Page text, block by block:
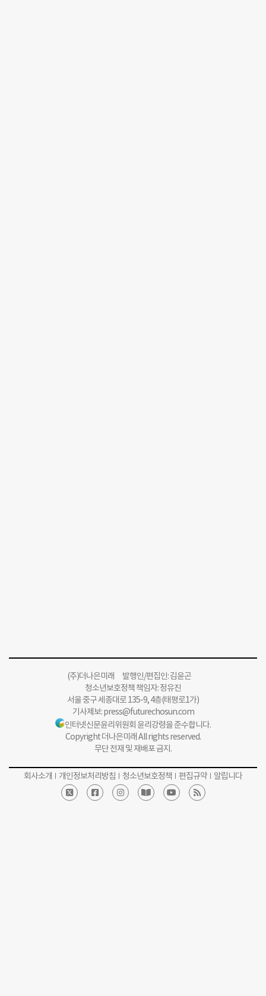
(주)더나은미래 발행인/편집인: 김윤곤
청소년보호정책 책임자: 정유진
서울 중구 세종대로 135-9, 4층(태평로1가)
기사제보:press@futurechosun.com
인터넷신문윤리위원회 윤리강령을 준수합니다.
Copyright 더나은미래 All rights reserved.
무단 전재 및 재배포 금지.
회사소개 개인정보처리방침 청소년보호정책 편집규약 알립니다